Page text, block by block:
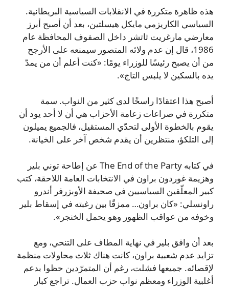
هذه ظاهرة متكررة في الانقلابات السياسية البريطانية.
السياسي الكاريزمي مايكل هيسلتين، بعد أن أصبح أبرز
معارضي مارغريت ثاتشر داخل الصفوف المحافظة عام
1986، قال إن عدم ولائه المتصور سيمنعه على الأرجح
من أن يصبح رئيسًا للوزراء يومًا: «كنت أعلم أن من يمدّ
يده بالسكين لا يلبس التاج».
أصبح هذا اعتقادًا راسخًا لدى كثير من النواب. سمة
متكررة في صراعات زعامة الأحزاب هي أن لا أحد يود أن
يقوم بالخطوة الأولى لتحدّي المستقيل، فالجميع يميلون
إلى التلكؤ، منتظرين أن يقدم شخص آخر على الخيانة.
في كتابه The End of the Party عن إطاحة توني بلير
وهزيمة غوردون براون في الانتخابات العامة اللاحقة، كتب
كبير المعلّقين السياسيين في صحيفة الأوبزرفر أندرو
راونسلي: «كان براون… ممزقًا بين رغبته في إسقاط بلير
وخوفه من عواقب الظهور وهو يحمل الخنجر».
بعد أن وافق بلير في نهاية المطاف على التنحي، ومع
تزايد عدم شعبية براون، كانت هناك ثلاث محاولات منظمة
لإقصائه. جميعها فشلت، رغم أن المتمرّدين حظوا بدعم
أغلبية الوزراء ومعظم نواب حزب العمال. تراجع كبار